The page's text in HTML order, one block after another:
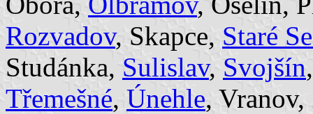
Rozvadov, Skapce, Staré
Studánka, Sulislav, Svojšín
Třemešné, Únehle,